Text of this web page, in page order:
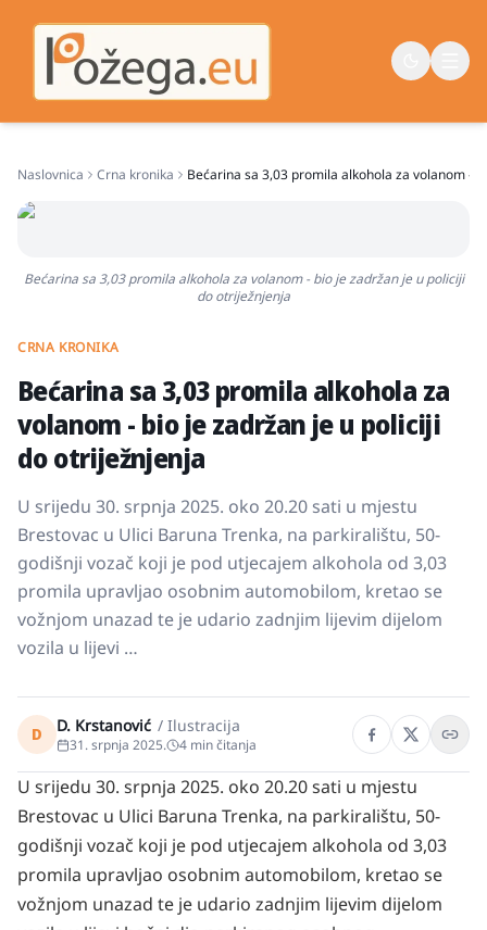
Život
Županija
Naslovnica Crna kronika Bećarina sa 3,03 promila alkohola za volanom -
Bećarina sa 3,03 promila alkohola za volanom - bio je zadržan je u policiji
do otriježnjenja
CRNA KRONIKA
Bećarina sa 3,03 promila alkohola za
volanom - bio je zadržan je u policiji
do otriježnjenja
U srijedu 30. srpnja 2025. oko 20.20 sati u mjestu
Brestovac u Ulici Baruna Trenka, na parkiralištu, 50-
godišnji vozač koji je pod utjecajem alkohola od 3,03
promila upravljao osobnim automobilom, kretao se
vožnjom unazad te je udario zadnjim lijevim dijelom
vozila u lijevi …
D D. Krstanović / Ilustracija
31. srpnja 2025. 4 min čitanja
U srijedu 30. srpnja 2025. oko 20.20 sati u mjestu
Brestovac u Ulici Baruna Trenka, na parkiralištu, 50-
godišnji vozač koji je pod utjecajem alkohola od 3,03
promila upravljao osobnim automobilom, kretao se
vožnjom unazad te je udario zadnjim lijevim dijelom